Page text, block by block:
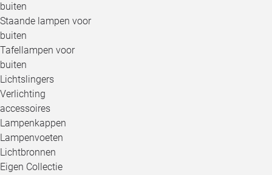
buiten
Staande lampen voor
buiten
Tafellampen voor
buiten
Lichtslingers
Verlichting
accessoires
Lampenkappen
Lampenvoeten
Lichtbronnen
Eigen Collectie